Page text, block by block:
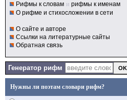
Рифмы к словам и рифмы к именам
О рифме и стихосложении в сети
О сайте и авторе
Ссылки на литературные сайты
Обратная связь
Генератор рифм
Нужны ли поэтам словари рифм?